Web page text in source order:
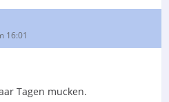
16:01
Tagen mucken.